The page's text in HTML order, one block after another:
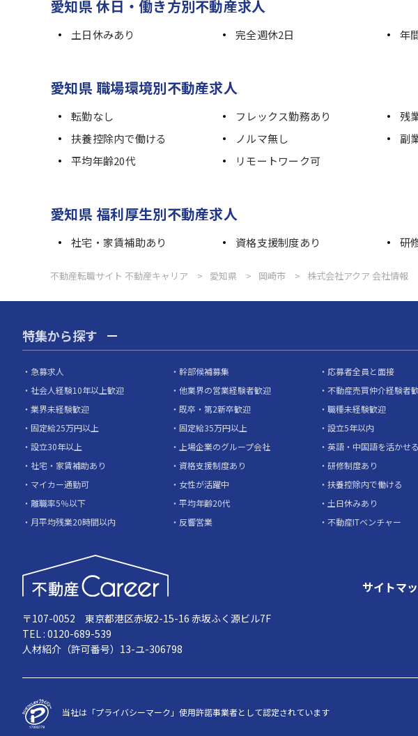
愛知県 休日・働き方別不動産求人
土日休みあり 完全週休2日 年
愛知県 職場環境別不動産求人
転勤なし フレックス勤務あり 残
扶養控除内で働ける
ノルマ無し 副
平均年齢20代
リモートワーク可
愛知県 福利厚生別不動産求人
社宅・家賃補助あり 資格支援制度あり 研
不動産転職サイト 不動産キャリア 愛知県 岡崎市 株式会社アクア 会社情報
特集から探す
急募求人 幹部候補募集 応募者全員と面接
社会人経験10年以上歓迎
他業界の営業経験者歓迎 不動産売買仲介経験者
業界未経験歓迎
既卒・第2新卒歓迎 職種未経験歓迎
固定給25万円以上
固定給35万円以上 設立5年以内
設立30年以上
上場企業のグループ会社 英語・中国語を活かせる
社宅・家賃補助あり
資格支援制度あり 研修制度あり
マイカー通勤可
女性が活躍中 扶養控除内で働ける
離職率5％以下
平均年齢20代 土日休みあり
月平均残業20時間以内
反響営業 不動産ITベンチャー
サイトマ
〒107-0052 東京都港区赤坂2-15-16 赤坂ふく源ビル7F
TEL : 0120-689-539
人材紹介（許可番号）13-ユ-306798
当社は「プライバシーマーク」使用許諾事業者として認定されています